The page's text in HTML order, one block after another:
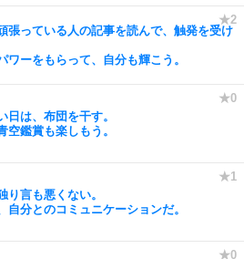
張っている人の記事を読んで、触発を受け
ワーをもらって、自分も輝こう。
日は、布団を干す。
空鑑賞も楽しもう。
り言も悪くない。
自分とのコミュニケーションだ。